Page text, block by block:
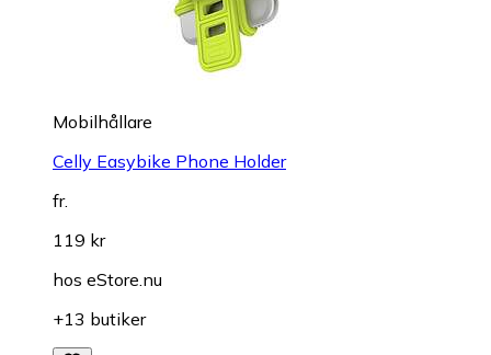
Mobilhållare
Celly Easybike Phone Holder
fr.
119 kr
hos eStore.nu
+13 butiker